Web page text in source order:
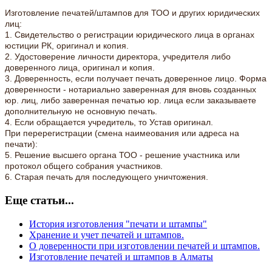
Изготовление печатей/штампов для ТОО и других юридических
лиц:
1. Свидетельство о регистрации юридического лица в органах
юстиции РК, оригинал и копия.
2. Удостоверение личности директора, учредителя либо
доверенного лица, оригинал и копия.
3. Доверенность, если получает печать доверенное лицо. Форма
доверенности - нотариально заверенная для вновь созданных
юр. лиц, либо заверенная печатью юр. лица если заказываете
дополнительную не основную печать.
4. Если обращается учредитель, то Устав оригинал.
При перерегистрации (смена наимеования или адреса на
печати):
5. Решение высшего органа ТОО - решение участника или
протокол общего собрания участников.
6. Старая печать для последующего уничтожения.
Еще статьи...
История изготовления "печати и штампы"
Хранение и учет печатей и штампов.
О доверенности при изготовлении печатей и штампов.
Изготовление печатей и штампов в Алматы